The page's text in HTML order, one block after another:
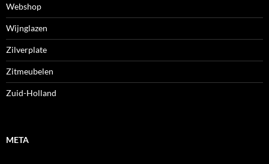
Webshop
Wijnglazen
Zilverplate
Zitmeubelen
Zuid-Holland
META